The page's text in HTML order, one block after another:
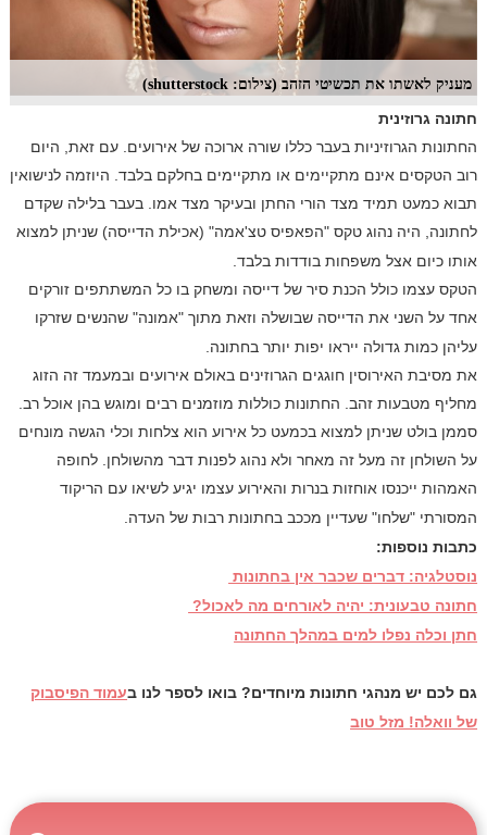
מעניק לאשתו את תכשיטי הזהב (צילום: shutterstock)
חתונה גרוזינית
החתונות הגרוזיניות בעבר כללו שורה ארוכה של אירועים. עם זאת, היום
רוב הטקסים אינם מתקיימים או מתקיימים בחלקם בלבד. היוזמה לנישואין
תבוא כמעט תמיד מצד הורי החתן ובעיקר מצד אמו. בעבר בלילה שקדם
לחתונה, היה נהוג טקס "הפאפיס טצ'אמה" (אכילת הדייסה) שניתן למצוא
אותו כיום אצל משפחות בודדות בלבד.
הטקס עצמו כולל הכנת סיר של דייסה ומשחק בו כל המשתתפים זורקים
אחד על השני את הדייסה שבושלה וזאת מתוך "אמונה" שהנשים שזרקו
עליהן כמות גדולה ייראו יפות יותר בחתונה.
את מסיבת האירוסין חוגגים הגרוזינים באולם אירועים ובמעמד זה הזוג
מחליף מטבעות זהב. החתונות כוללות מוזמנים רבים ומוגש בהן אוכל רב.
סממן בולט שניתן למצוא בכמעט כל אירוע הוא צלחות וכלי הגשה מונחים
על השולחן זה מעל זה מאחר ולא נהוג לפנות דבר מהשולחן. לחופה
האמהות ייכנסו אוחזות בנרות והאירוע עצמו יגיע לשיאו עם הריקוד
המסורתי "שלחו" שעדיין מככב בחתונות רבות של העדה.
כתבות נוספות:
נוסטלגיה: דברים שכבר אין בחתונות
חתונה טבעונית: יהיה לאורחים מה לאכול?
חתן וכלה נפלו למים במהלך החתונה
גם לכם יש מנהגי חתונות מיוחדים? בואו לספר לנו בעמוד הפיסבוק
של וואלה! מזל טוב